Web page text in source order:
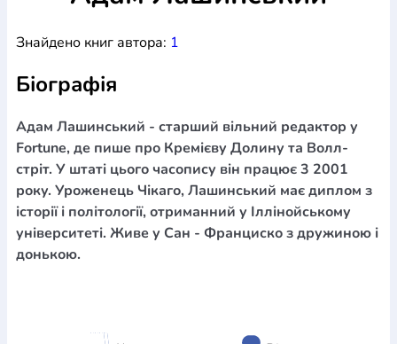
Богослов`я
Шлюб і сім`я Юдаїзм
ПеріодикаАудіо Ручки кулькові
БлокнотиЩоденники / щотижневики
Навчальні мапиШкіряні вироби Магніти Металеві
виробиМіні-лампи Наклейки Настільні ігриПакети
подарункові Плакати Пластмасові виробиХустки
Подарункові картки Розвиваючі ігри Репринти Свічки
Зошити Фотокартини Чохли на Библії
Головні убори
Календарі
Канцелярскі товари
Комп`ютерні ігри
ЛистівкиСувенирна продукція Годинники Пазли
(097) 880-6379
Ми у Facebook
Знайдено книг автора: 1
Біографія
Адам Лашинський - старший вільний редактор у
Fortune, де пише про Кремієву Долину та Волл-
стріт. У штаті цього часопису він працює 3 2001
року. Уроженець Чікаго, Лашинський має диплом з
історії і політології, отриманний у Іллінойському
університеті. Живе у Сан - Франциско з дружиною і
донькою.